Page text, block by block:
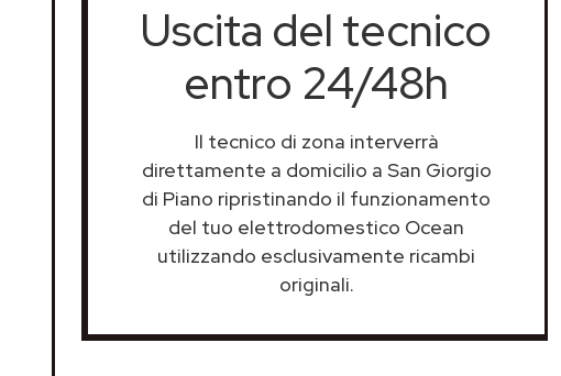
Uscita del tecnico
entro 24/48h
Il tecnico di zona interverrà
direttamente a domicilio a San Giorgio
di Piano ripristinando il funzionamento
del tuo elettrodomestico Ocean
utilizzando esclusivamente ricambi
originali.